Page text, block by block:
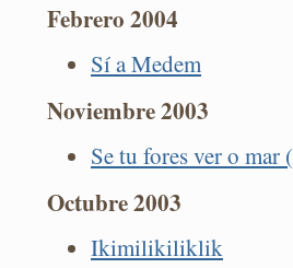
Febrero 2004
Sí a Medem
Noviembre 2003
Se tu fores ver o mar
Octubre 2003
Ikimilikiliklik